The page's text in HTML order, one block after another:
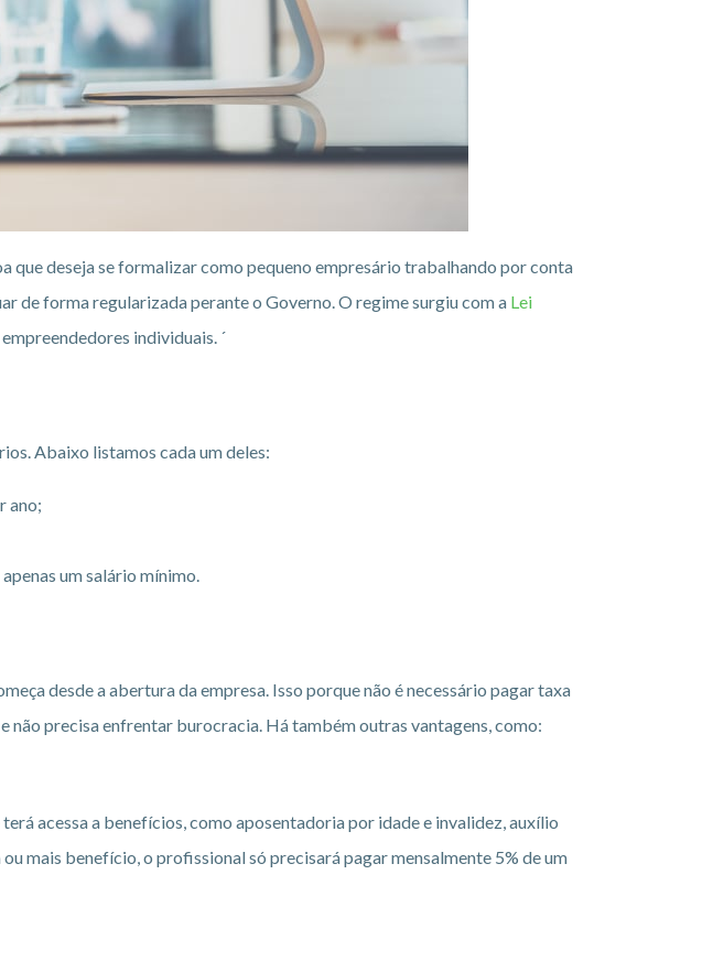
que deseja se formalizar como pequeno empresário trabalhando por conta
de forma regularizada perante o Governo. O regime surgiu com a Lei
individuais. ´
Abaixo listamos cada um deles:
ano;
um salário mínimo.
desde a abertura da empresa. Isso porque não é necessário pagar taxa
precisa enfrentar burocracia. Há também outras vantagens, como:
acessa a benefícios, como aposentadoria por idade e invalidez, auxílio
mais benefício, o profissional só precisará pagar mensalmente 5% de um